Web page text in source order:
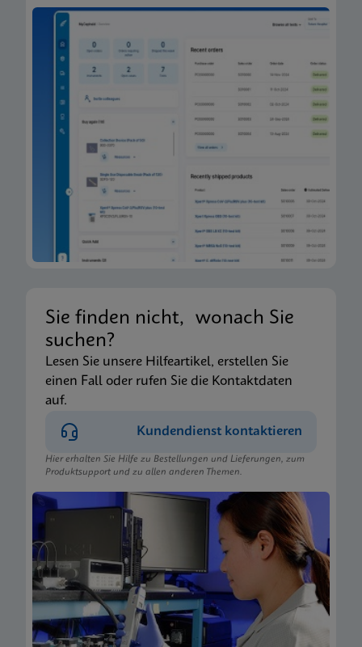
Sie finden nicht, wonach Sie
suchen?
Lesen Sie unsere Hilfeartikel, erstellen Sie
einen Fall oder rufen Sie die Kontaktdaten
auf.
Kundendienst kontaktieren
Hier erhalten Sie Hilfe zu Bestellungen und Lieferungen, zum
Produktsupport und zu allen anderen Themen.